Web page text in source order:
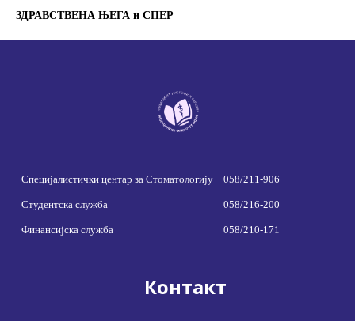
ЗДРАВСТВЕНА ЊЕГА и СПЕР
Специјалистички центар за Стоматологију 058/211-906
Студентска служба 058/216-200
Финансијска служба 058/210-171
Контакт